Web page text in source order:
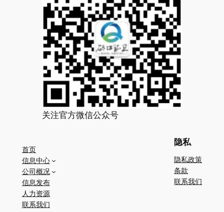
关注官方微信公众号
首页
信息中心
公司概况
信息发布
人力资源
联系我们
隐私
隐私政策
条款
联系我们